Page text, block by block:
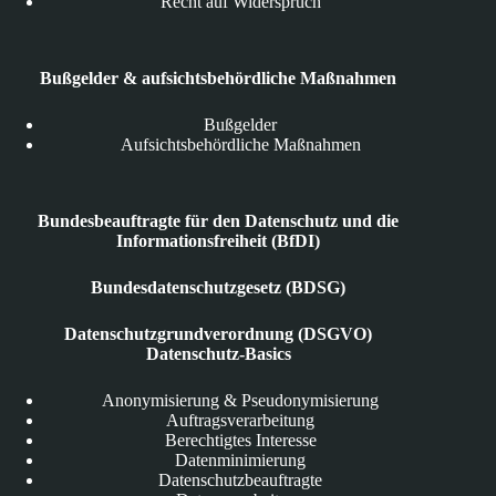
Bußgelder & aufsichtsbehördliche Maßnahmen
Bußgelder
Aufsichtsbehördliche Maßnahmen
Bundesbeauftragte für den Datenschutz und die
Informationsfreiheit (BfDI)
Bundesdatenschutzgesetz (BDSG)
Datenschutzgrundverordnung (DSGVO)
Datenschutz-Basics
Anonymisierung & Pseudonymisierung
Auftragsverarbeitung
Berechtigtes Interesse
Datenminimierung
Datenschutzbeauftragte